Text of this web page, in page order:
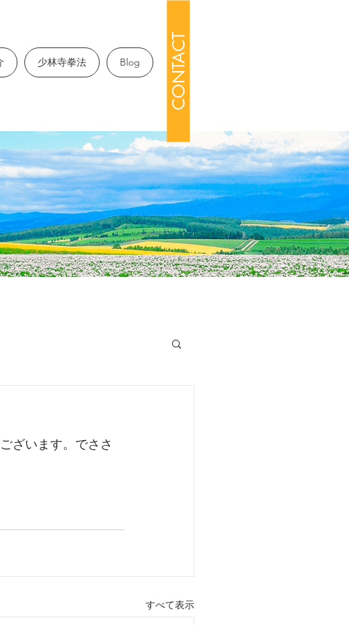
CONTACT
少林寺拳法 Blog
ざいます。でささ
すべて表示